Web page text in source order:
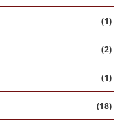
(1)
(2)
(1)
(18)